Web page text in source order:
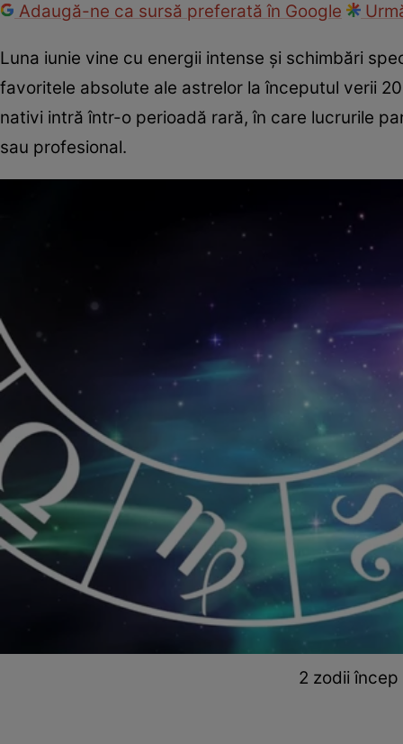
Adaugă-ne ca sursă preferată în Google
Luna iunie vine cu energii intense și schimbări
favoritele absolute ale astrelor la începutul verii
nativi intră într-o perioadă rară, în care lucrurile
sau profesional.
2 zodii